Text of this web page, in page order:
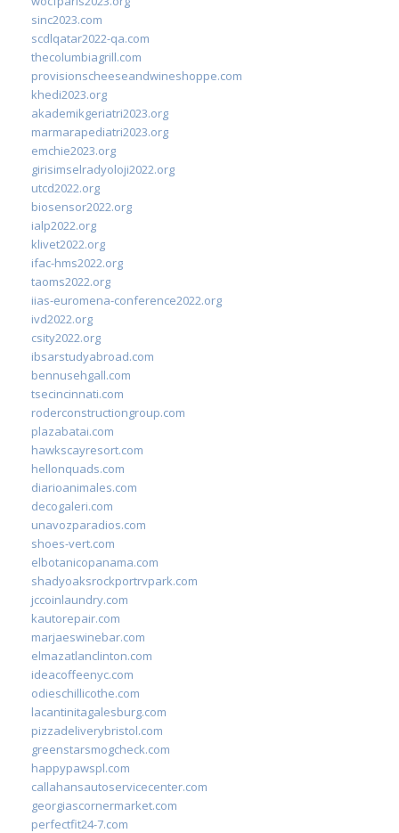
sinc2023.com
scdlqatar2022-qa.com
thecolumbiagrill.com
provisionscheeseandwineshoppe.com
khedi2023.org
akademikgeriatri2023.org
marmarapediatri2023.org
emchie2023.org
girisimselradyoloji2022.org
utcd2022.org
biosensor2022.org
ialp2022.org
klivet2022.org
ifac-hms2022.org
taoms2022.org
iias-euromena-conference2022.org
ivd2022.org
csity2022.org
ibsarstudyabroad.com
bennusehgall.com
tsecincinnati.com
roderconstructiongroup.com
plazabatai.com
hawkscayresort.com
hellonquads.com
diarioanimales.com
decogaleri.com
unavozparadios.com
shoes-vert.com
elbotanicopanama.com
shadyoaksrockportrvpark.com
jccoinlaundry.com
kautorepair.com
marjaeswinebar.com
elmazatlanclinton.com
ideacoffeenyc.com
odieschillicothe.com
lacantinitagalesburg.com
pizzadeliverybristol.com
greenstarsmogcheck.com
happypawspl.com
callahansautoservicecenter.com
georgiascornermarket.com
perfectfit24-7.com